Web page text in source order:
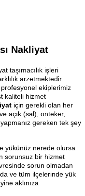
Nakliyat
taşımacılık işleri
arzetmektedir.
profesyonel ekiplerimiz
kaliteli hizmet
için gerekli olan her
açık (sal), onteker,
gereken tek şey
yükünüz nerede olursa
sorunsuz bir hizmet
sorun olmadan
ve tüm ilçelerinde yük
aklınıza